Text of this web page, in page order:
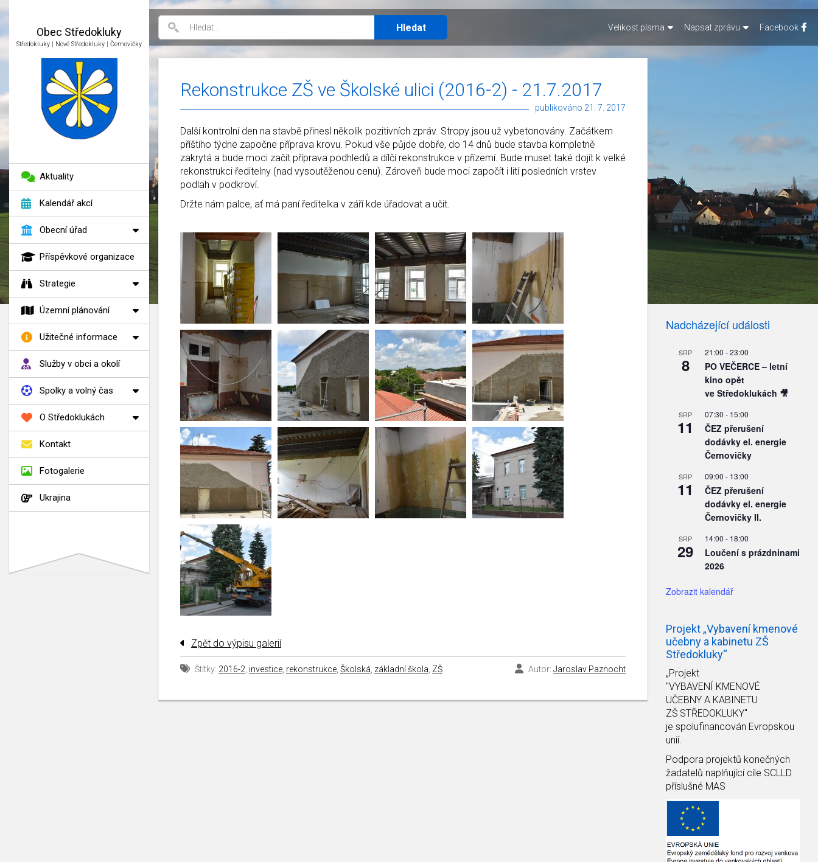
Obec Středokluky
Středokluky | Nové Středokluky | Černovičky
Rekonstrukce ZŠ ve Školské ulici (2016-2) - 21.7.2017
publikováno 21. 7. 2017
Další kontrolní den na stavbě přinesl několik pozitivních zpráv. Stropy jsou už vybetonovány. Začátkem
příštího týdne započne příprava krovu. Pokud vše půjde dobře, do 14 dnů bude stavba kompletně
zakrytá a bude moci začít příprava podhledů a dílčí rekonstrukce v přízemí. Bude muset také dojít k velké
rekonstrukci ředitelny (nad vysoutěženou cenu). Zároveň bude moci započít i lití posledních vrstev
podlah v podkroví.
Držte nám palce, ať má paní ředitelka v září kde úřadovat a učit.
Zpět do výpisu galerií
Autor: Jaroslav Paznocht
Štítky: 2016-2 investice rekonstrukce Školská základní škola ZŠ
Nadcházející události
SRP
8
21:00 -23:00
PO VEČERCE – letní
kino opět
ve Středoklukách 🎥
SRP
11
07:30 - 15:00
ČEZ přerušení
dodávky el. energie
Černovičky
SRP
11
09:00 - 13:00
ČEZ přerušení
dodávky el. energie
Černovičky II.
SRP
29
14:00 - 18:00
Loučení s prázdninami
2026
Zobrazit kalendář
Projekt „Vybavení kmenové
učebny a kabinetu ZŠ
Středokluky“
„Projekt
"VYBAVENÍ KMENOVÉ
UČEBNY A KABINETU
ZŠ STŘEDOKLUKY"
je spolufinancován Evropskou
unií.
Podpora projektů konečných
žadatelů naplňující cíle SCLLD
příslušné MAS
Velikost písma Napsat zprávu Facebook
Aktuality
Kalendář akcí
Obecní úřad
Příspěvkové organizace
Strategie
Územní plánování
Užitečné informace
Služby v obci a okolí
Spolky a volný čas
O Středoklukách
Kontakt
Fotogalerie
Ukrajina